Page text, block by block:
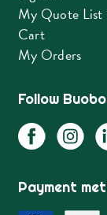
My Quote List
Cart
My Orders
Follow
Payment